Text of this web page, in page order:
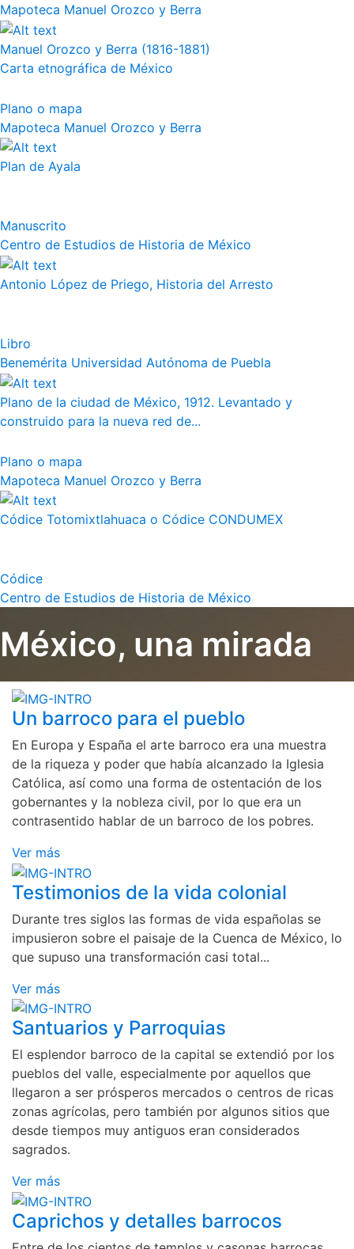
Mapoteca Manuel Orozco y Berra
Manuel Orozco y Berra (1816-1881)
Carta etnográfica de México
Plano o mapa
Mapoteca Manuel Orozco y Berra
Plan de Ayala
Manuscrito
Centro de Estudios de Historia de México
Antonio López de Priego, Historia del Arresto
Libro
Benemérita Universidad Autónoma de Puebla
Plano de la ciudad de México, 1912. Levantado y
construido para la nueva red de...
Plano o mapa
Mapoteca Manuel Orozco y Berra
Códice Totomixtlahuaca o Códice CONDUMEX
Códice
Centro de Estudios de Historia de México
México, una mirada
Un barroco para el pueblo
En Europa y España el arte barroco era una muestra
de la riqueza y poder que había alcanzado la Iglesia
Católica, así como una forma de ostentación de los
gobernantes y la nobleza civil, por lo que era un
contrasentido hablar de un barroco de los pobres.
Ver más
Testimonios de la vida colonial
Durante tres siglos las formas de vida españolas se
impusieron sobre el paisaje de la Cuenca de México, lo
que supuso una transformación casi total...
Ver más
Santuarios y Parroquias
El esplendor barroco de la capital se extendió por los
pueblos del valle, especialmente por aquellos que
llegaron a ser prósperos mercados o centros de ricas
zonas agrícolas, pero también por algunos sitios que
desde tiempos muy antiguos eran considerados
sagrados.
Ver más
Caprichos y detalles barrocos